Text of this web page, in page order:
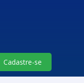
Cadastre-se